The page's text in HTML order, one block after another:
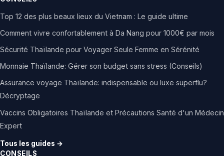
Top 12 des plus beaux lieux du Vietnam : Le guide ultime
Comment vivre confortablement à Da Nang pour 1000€ par mois
Sécurité Thaïlande pour Voyager Seule Femme en Sérénité
Monnaie Thaïlande: Gérer son budget sans stress (Conseils)
Assurance voyage Thaïlande: indispensable ou luxe superflu?
Décryptage
Vaccins Obligatoires Thaïlande et Précautions Santé d'un Médecin
Expert
Tous les guides →
CONSEILS